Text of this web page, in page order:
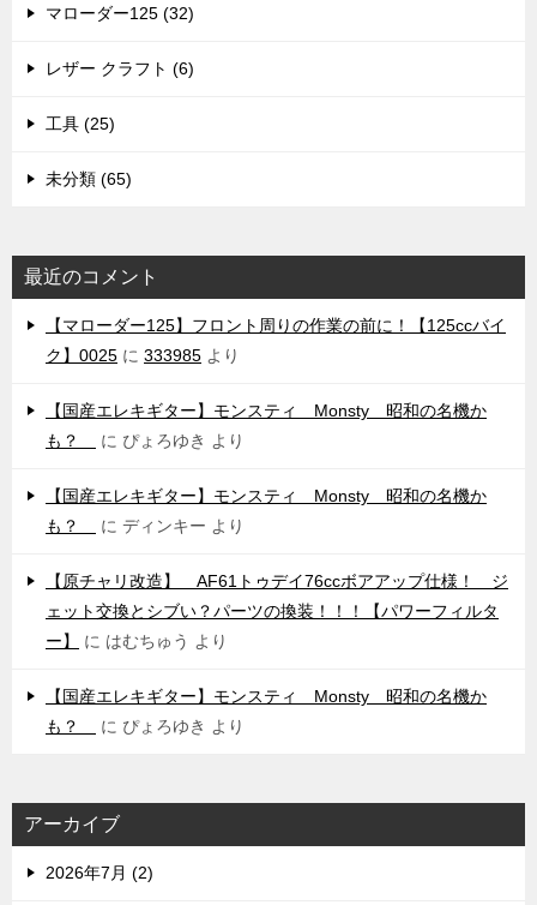
マローダー125 (32)
レザー クラフト (6)
工具 (25)
未分類 (65)
最近のコメント
【マローダー125】フロント周りの作業の前に！【125ccバイ
ク】0025 に 333985 より
【国産エレキギター】モンスティ Monsty 昭和の名機か
も？
に ぴょろゆき より
【国産エレキギター】モンスティ Monsty 昭和の名機か
も？
に ディンキー より
【原チャリ改造】 AF61トゥデイ76ccボアアップ仕様！ ジ
ェット交換とシブい？パーツの換装！！！【パワーフィルタ
ー】
に はむちゅう より
【国産エレキギター】モンスティ Monsty 昭和の名機か
も？
に ぴょろゆき より
アーカイブ
2026年7月 (2)